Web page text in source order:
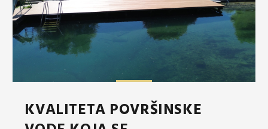
KVALITETA POVRŠINSKE